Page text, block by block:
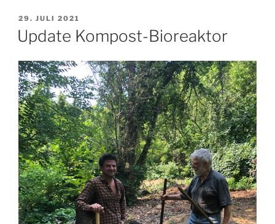
VERÖFFENTLICHT
AM
29. JULI 2021
Update Kompost-Bioreaktor